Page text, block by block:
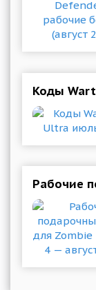
Коды
Рабочие